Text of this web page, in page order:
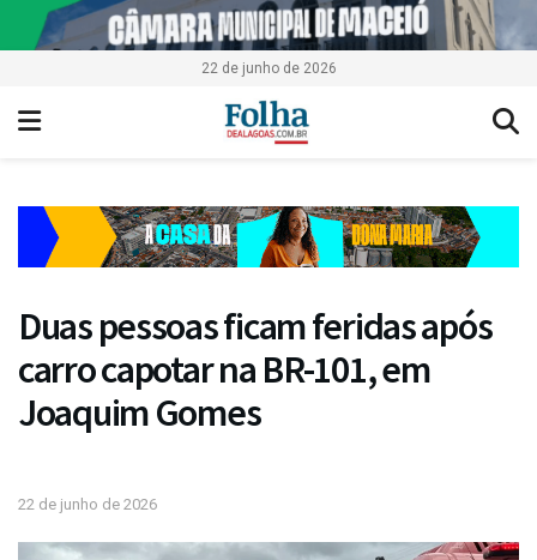
22 de junho de 2026
Duas pessoas ficam feridas após
carro capotar na BR-101, em
Joaquim Gomes
22 de junho de 2026